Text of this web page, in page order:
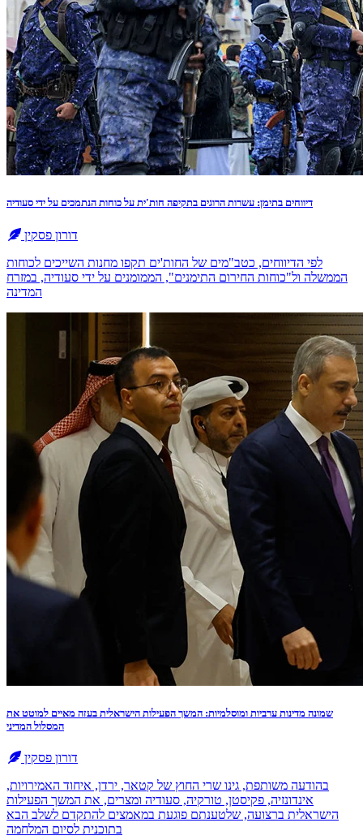
דיווחים בתימן: עשרות הרוגים בתקיפה חות'ית על כוחות הנתמכים על ידי סעודיה
דורון פסקין
לפי הדיווחים, כטב"מים של החות'ים תקפו מחנות השייכים לכוחות
הממשלה ול"כוחות החירום התימנים", הממומנים על ידי סעודיה, במזרח
המדינה
שמונה מדינות ערביות ומוסלמיות: המשך הפעילות הישראלית בעזה מאיים למוטט את
המסלול המדיני
דורון פסקין
בהודעה משותפת, גינו שרי החוץ של קטאר, ירדן, איחוד האמירויות,
אינדונזיה, פקיסטן, טורקיה, סעודיה ומצרים, את המשך הפעילות
הישראלית ברצועה, שלטענתם פוגעת במאמצים להתקדם לשלב הבא
בתוכנית לסיום המלחמה